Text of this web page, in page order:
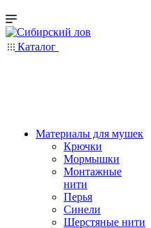
Каталог
Материалы для мушек
Крючки
Мормышки
Монтажные
нити
Перья
Синели
Шерстяные нити